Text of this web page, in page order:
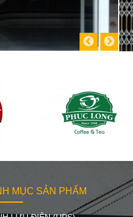
MỤC SẢN PHẨM